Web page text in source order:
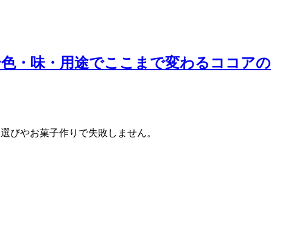
・味・用途でここまで変わるココアの
びやお菓子作りで失敗しません。